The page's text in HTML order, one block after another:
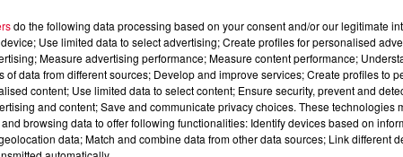
2026
, 📱 et sur l’Application FG (IOShttps://urlz.fr/hhZx-
do the following data processing based on your consent and/or our legitimate
Use limited data to select advertising; Create profiles for personalised
Measure advertising performance; Measure content performance;
of data from different sources; Develop and improve services; Create profiles to
content; Use limited data to select content; Ensure security, prevent and
and content; Save and communicate privacy choices. These technologies
browsing data to offer following functionalities: Identify devices based on
data; Match and combine data from other data sources; Link different